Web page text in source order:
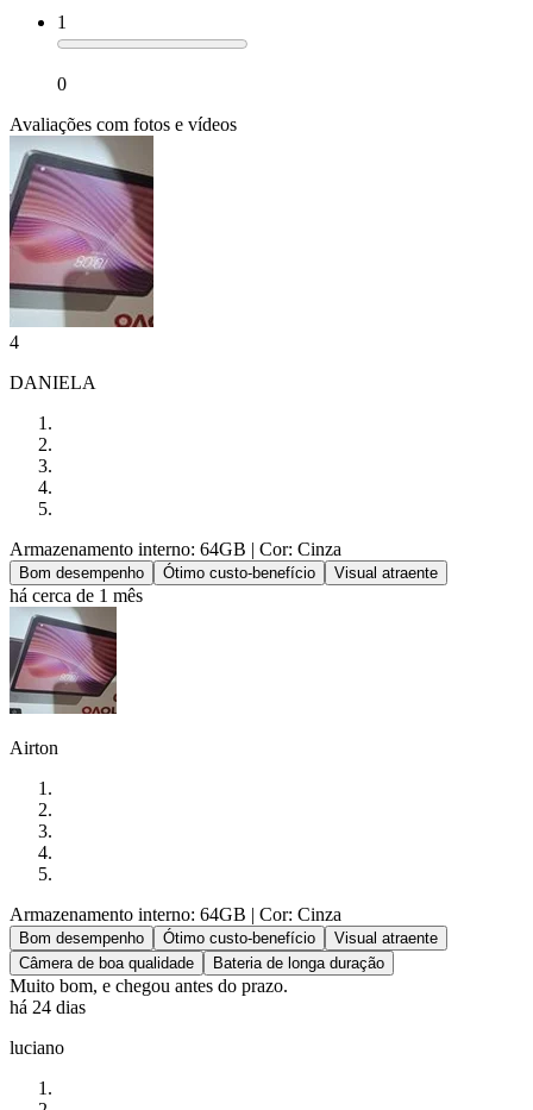
1
0
Avaliações com fotos e vídeos
4
DANIELA
Armazenamento interno: 64GB | Cor: Cinza
Bom desempenho Ótimo custo-benefício Visual atraente
há cerca de 1 mês
Airton
Armazenamento interno: 64GB | Cor: Cinza
Bom desempenho Ótimo custo-benefício
Visual atraente
Câmera de boa qualidade
Bateria de longa duração
Muito bom, e chegou antes do prazo.
há 24 dias
luciano